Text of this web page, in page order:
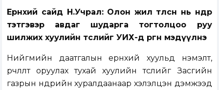
Ерөнхий сайд Н.Учрал: Олон жил төлсөн нь өндөр
тэтгэвэр авдаг шударга тогтолцоо руу
шилжих хуулийн төслийг УИХ-д өргөн мэдүүлнэ
Нийгмийн даатгалын ерөнхий хуульд нэмэлт,
өөрчлөлт оруулах тухай хуулийн төслийг Засгийн
газрын өнөөдрийн хуралдаанаар хэлэлцэн дэмжээд